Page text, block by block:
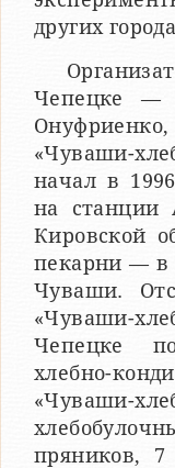
других
Чепецке —
«Чуваши-
начал в
на станции
Кировской
пекарни — в
Чуваши.
«Чуваши-
Чепецке
хлебно-
«Чуваши-
пряников, 7